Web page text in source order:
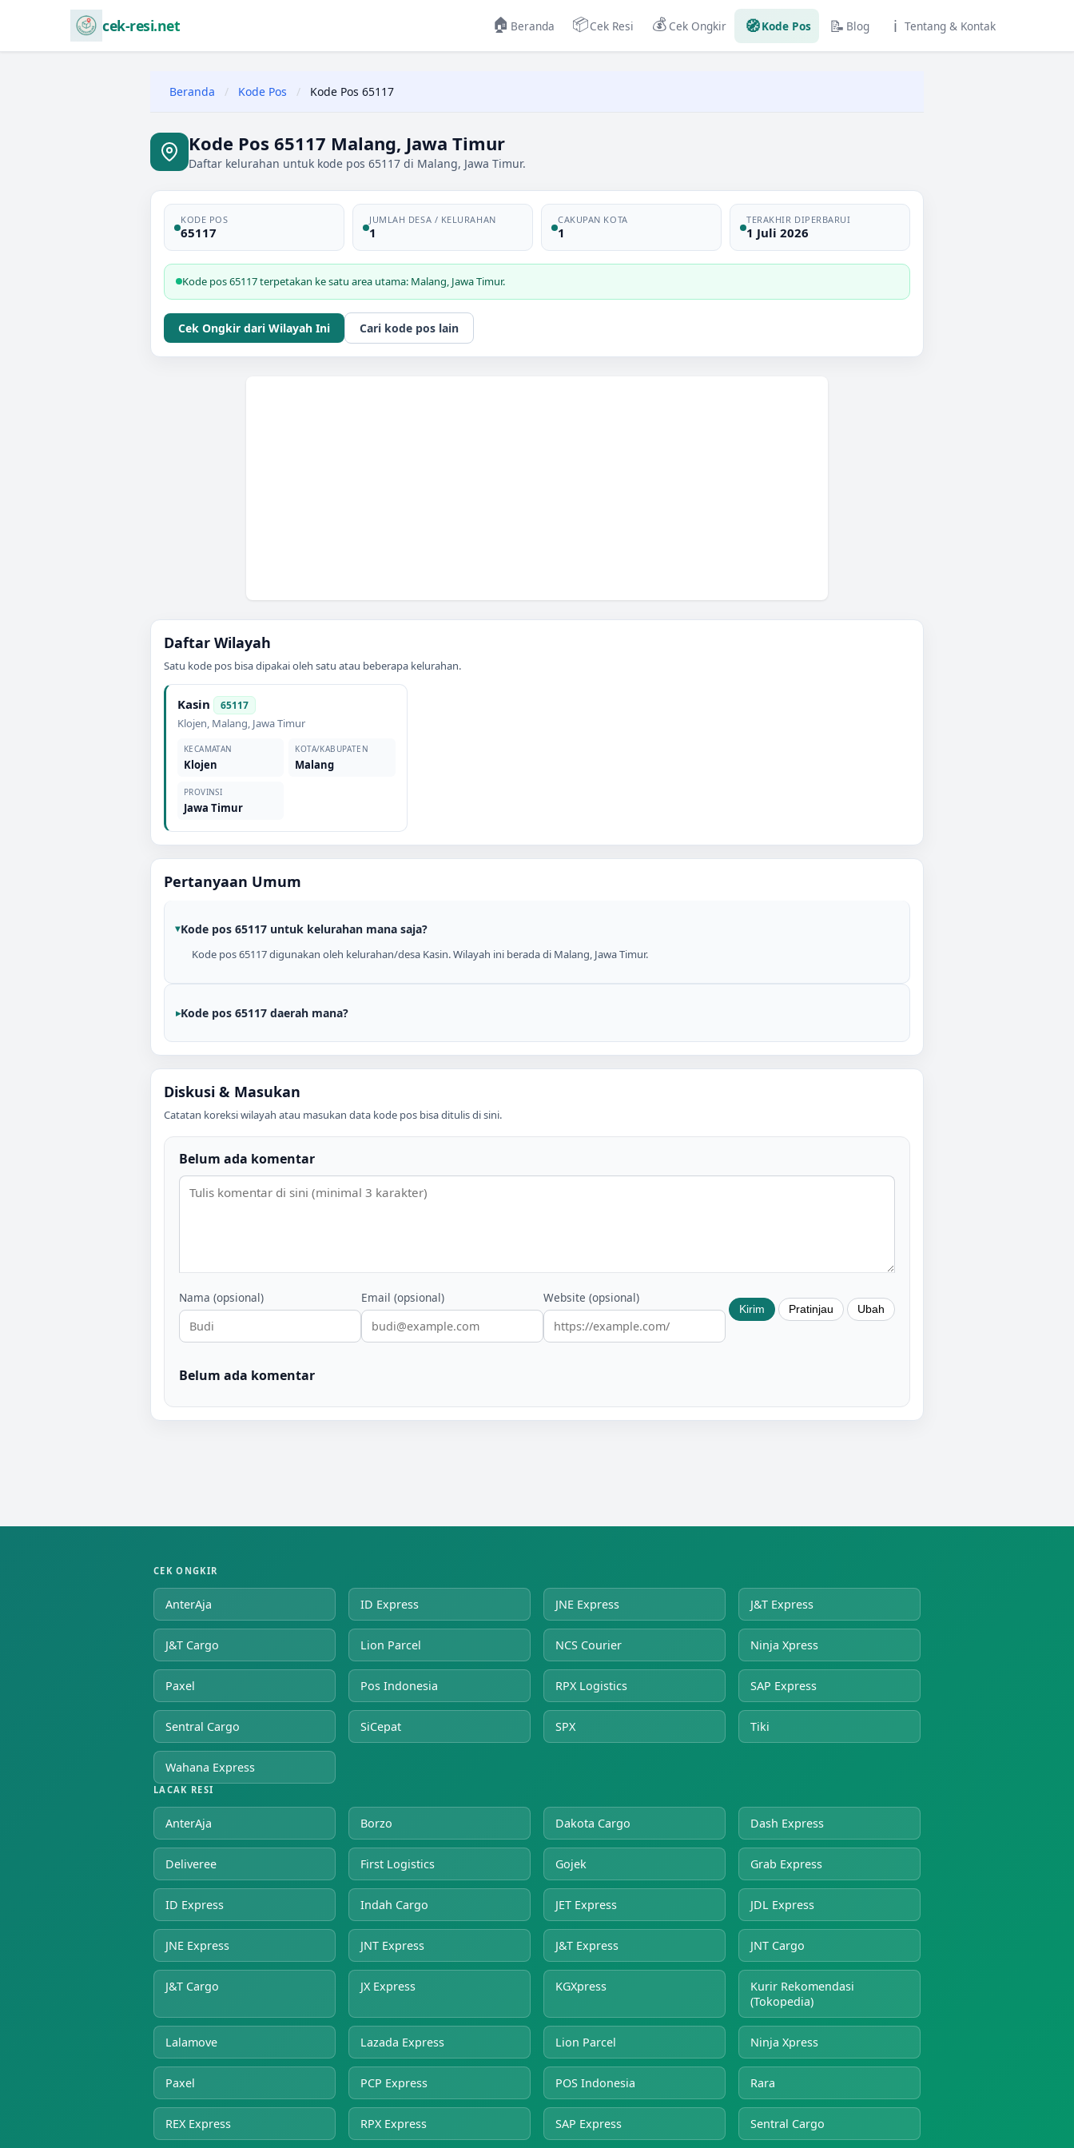
cek-resi.net 🏠 Beranda 📦Cek Resi 💰 Cek Ongkir 🧭Kode Pos 📝 Blog ℹ️ Tentang & Kontak
Beranda / Kode Pos / Kode Pos 65117
Kode Pos 65117 Malang, Jawa Timur
Daftar kelurahan untuk kode pos 65117 di Malang, Jawa Timur.
KODE POS
65117
JUMLAH DESA / KELURAHAN
1
CAKUPAN KOTA
1
TERAKHIR DIPERBARUI
1 Juli 2026
Kode pos 65117 terpetakan ke satu area utama: Malang, Jawa Timur.
Cek Ongkir dari Wilayah Ini Cari kode pos lain
Daftar Wilayah
Satu kode pos bisa dipakai oleh satu atau beberapa kelurahan.
Kasin 65117
Klojen, Malang, Jawa Timur
KECAMATAN
Klojen
KOTA/KABUPATEN
Malang
PROVINSI
Jawa Timur
Pertanyaan Umum
Kode pos 65117 untuk kelurahan mana saja?
Kode pos 65117 digunakan oleh kelurahan/desa Kasin. Wilayah ini berada di Malang, Jawa Timur.
Kode pos 65117 daerah mana?
Diskusi & Masukan
Catatan koreksi wilayah atau masukan data kode pos bisa ditulis di sini.
Belum ada komentar
Nama (opsional) Email (opsional) Website (opsional)
Belum ada komentar
CEK ONGKIR
AnterAja ID Express JNE Express J&T Express
J&T Cargo Lion Parcel NCS Courier Ninja Xpress
Paxel Pos Indonesia RPX Logistics SAP Express
Sentral Cargo SiCepat SPX Tiki
Wahana Express
LACAK RESI
AnterAja Borzo Dakota Cargo Dash Express
Deliveree First Logistics Gojek Grab Express
ID Express Indah Cargo JET Express JDL Express
JNE Express JNT Express J&T Express JNT Cargo
J&T Cargo JX Express KGXpress
Kurir Rekomendasi
(Tokopedia)
Lalamove Lazada Express Lion Parcel Ninja Xpress
Paxel PCP Express POS Indonesia Rara
REX Express RPX Express SAP Express Sentral Cargo